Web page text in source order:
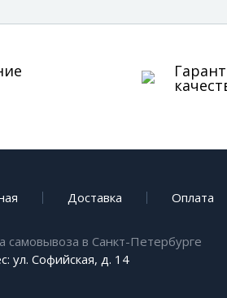
Доставка Оплата
самовывоза в Санкт-Петербурге
ул. Софийская, д. 14